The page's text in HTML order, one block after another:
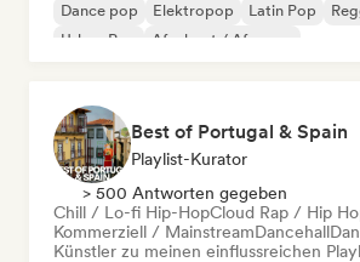
Dance pop
Elektropop Latin Pop
Urban Pop
Afrobeat / Afropop
Best of Portugal & Spain
Playlist-Kurator
> 500 Antworten gegeben
Chill / Lo-fi Hip-HopCloud Rap / Hip
Kommerziell / MainstreamDancehall
Künstler zu meinen einflussreichen